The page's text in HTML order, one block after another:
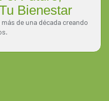
Bienestar
de una década creando